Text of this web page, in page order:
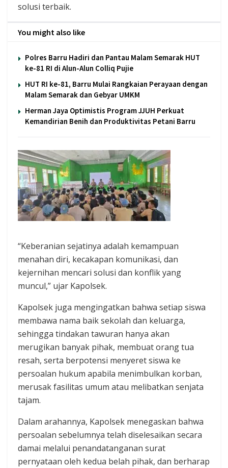
solusi terbaik.
You might also like
Polres Barru Hadiri dan Pantau Malam Semarak HUT
ke-81 RI di Alun-Alun Colliq Pujie
HUT RI ke-81, Barru Mulai Rangkaian Perayaan dengan
Malam Semarak dan Gebyar UMKM
Herman Jaya Optimistis Program JJUH Perkuat
Kemandirian Benih dan Produktivitas Petani Barru
“Keberanian sejatinya adalah kemampuan
menahan diri, kecakapan komunikasi, dan
kejernihan mencari solusi dan konflik yang
muncul,” ujar Kapolsek.
Kapolsek juga mengingatkan bahwa setiap siswa
membawa nama baik sekolah dan keluarga,
sehingga tindakan tawuran hanya akan
merugikan banyak pihak, membuat orang tua
resah, serta berpotensi menyeret siswa ke
persoalan hukum apabila menimbulkan korban,
merusak fasilitas umum atau melibatkan senjata
tajam.
Dalam arahannya, Kapolsek menegaskan bahwa
persoalan sebelumnya telah diselesaikan secara
damai melalui penandatanganan surat
pernyataan oleh kedua belah pihak, dan berharap